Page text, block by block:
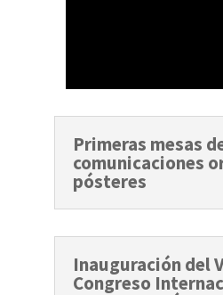
Primeras mesas
comunicaciones
pósteres
Inauguración del
Congreso